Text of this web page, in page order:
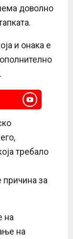
доволно
и онака е
требало
причина за
на
на